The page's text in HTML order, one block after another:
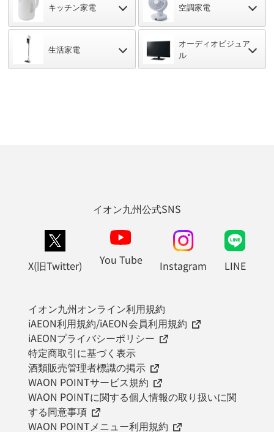
キッチン家電 空調家電
生活家電
オーディオビジュア
ル
イオン九州公式SNS
X(旧Twitter) You Tube Instagram LINE
イオン九州オンライン利用規約
iAEON利用規約/iAEON会員利用規約
iAEONプライバシーポリシー
特定商取引に基づく表示
酒類販売管理者標識の掲示
WAON POINTサービス規約
WAON POINTに関する個人情報の取り扱いに関
する同意事項
WAON POINTメニュー利用規約